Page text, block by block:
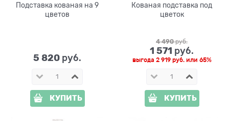
Подставка кованая на 9
цветов
5 820 руб.
КУПИТЬ
Кованая подставка под
цветок
4 490 руб.
1 571 руб.
выгода 2 919 руб.или 65%
КУПИТЬ